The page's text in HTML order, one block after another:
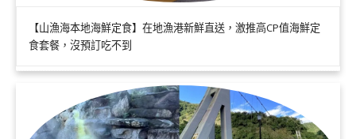
【山漁海本地海鮮定食】在地漁港新鮮直送，激推高CP值海鮮定
食套餐，沒預訂吃不到